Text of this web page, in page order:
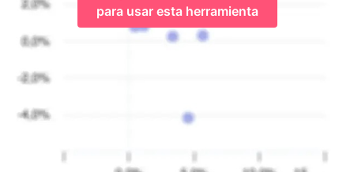
para usar esta herramienta